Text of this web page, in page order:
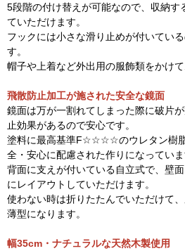
5段階の付け替えが可能なので、収納す
ていただけます。
フックには小さな滑り止めが付いてい
す。
帽子や上着など外出用の服飾類をかけて
飛散防止加工が施された安全な鏡面
鏡面は万が一割れてしまった際に破片
止効果があるので安心です。
塗料に最高基準F☆☆☆☆のウレタン樹
全・安心に配慮された作りになっていま
背面に支えが付いている自立式で、壁
にレイアウトしていただけます。
使わない時は折りたたんでいただけて
薄型になります。
幅35cm・ナチュラルな天然木製使用